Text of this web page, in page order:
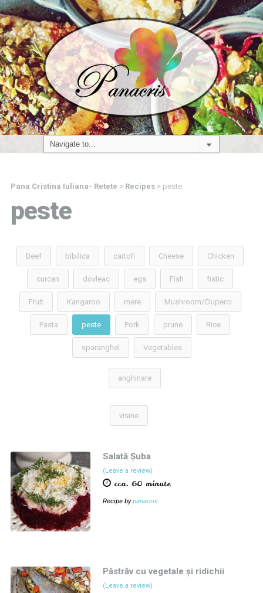
Pana Cristina Iuliana- Retete > Recipes> peste
peste
Beef bibilica cartofi Cheese Chicken
curcan dovleac egs Fish fistic
Fruit Kangaroo mere Mushroom/Ciuperci
Pasta peste Pork prune Rice
sparanghel Vegetables
anghinare
visine
Salată Șuba
(Leave a review)
cca. 60 minute
Recipe bypanacris
Păstrăv cu vegetale și ridichii
(Leave a review)